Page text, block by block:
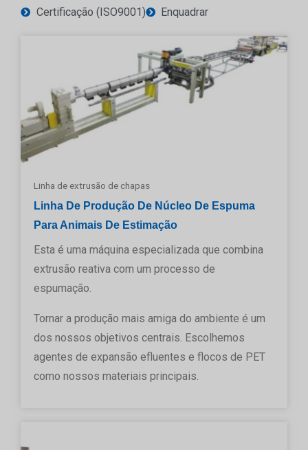
Certificação (ISO9001)
Enquadrar
Linha de extrusão de chapas
Linha De Produção De Núcleo De Espuma
Para Animais De Estimação
Esta é uma máquina especializada que combina
extrusão reativa com um processo de
espumação.
Tornar a produção mais amiga do ambiente é um
dos nossos objetivos centrais. Escolhemos
agentes de expansão efluentes e flocos de PET
como nossos materiais principais.